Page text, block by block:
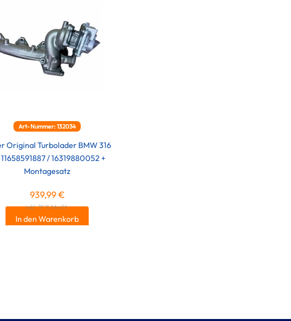
Art-Nummer: 132034
Original Turbolader BMW 316
/ 16319880052 +
Montagesatz
939,99€
inkl. 19 % MwSt.
In den Warenkorb